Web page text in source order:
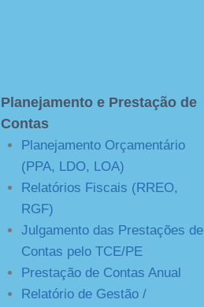
Planejamento e Prestação de
Contas
Planejamento Orçamentário
(PPA, LDO, LOA)
Relatórios Fiscais (RREO,
RGF)
Julgamento das Prestações de
Contas pelo TCE/PE
Prestação de Contas Anual
Relatório de Gestão /